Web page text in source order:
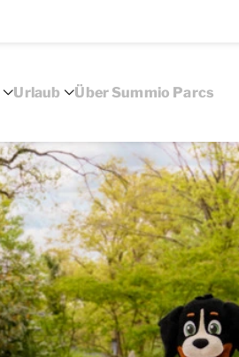
Urlaub Über Summio Parcs